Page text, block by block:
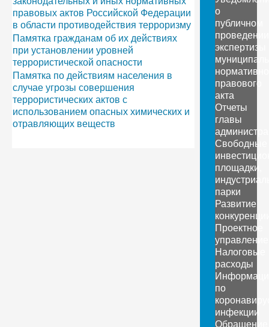
правовых актов Российской Федерации
в области противодействия терроризму
Памятка гражданам об их действиях
при установлении уровней
террористической опасности
Памятка по действиям населения в
случае угрозы совершения
террористических актов с
использованием опасных химических и
отравляющих веществ
о
публичном
проведении
экспертизы
правового
акта
Отчеты
главы
Свободные
площадки,
парки
Развитие
Проектное
управление
Налоговые
расходы
по
инфекции
Обращение